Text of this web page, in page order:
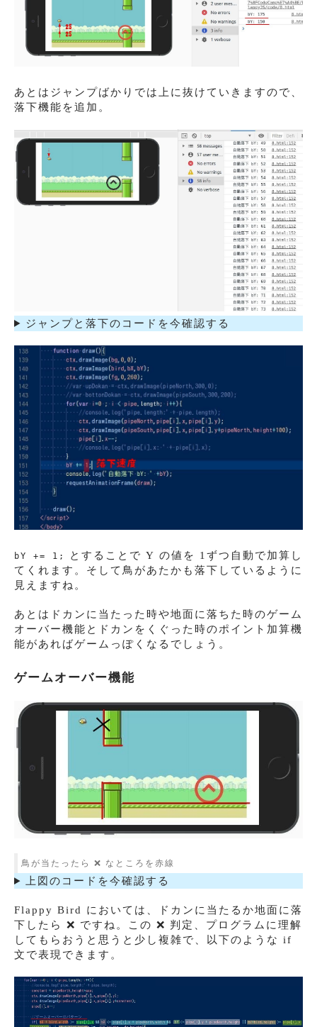
あとはジャンプばかりでは上に抜けていきますので、
落下機能を追加。
ジャンプと落下のコードを今確認する
bY += 1;
とすることで Y の値を 1ずつ自動で加算し
てくれます。そして鳥があたかも落下しているように
見えますね。
あとはドカンに当たった時や地面に落ちた時のゲーム
オーバー機能とドカンをくぐった時のポイント加算機
能があればゲームっぽくなるでしょう。
ゲームオーバー機能
鳥が当たったら ❌ なところを赤線
上図のコードを今確認する
Flappy Bird においては、ドカンに当たるか地面に落
下したら ❌ ですね。この ❌ 判定、プログラムに理解
してもらおうと思うと少し複雑で、以下のような if
文で表現できます。